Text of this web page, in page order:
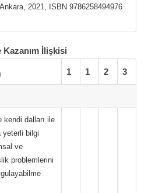
2021, ISBN 9786258494976
İlişkisi
1 1 2 3
dalları ile
yeterli bilgi
ve
problemlerini